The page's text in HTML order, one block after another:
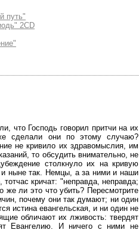
путь"
2CD
что Господь говорил притчи на их
сделали они по этому случаю?
не кривило их здравомыслия, им
то обсудить внимательно, не
столкнуло их на кривую
и ныне так. Немцы, а за ними и наши
кричат: "неправда, неправда;
же ли это что убить? Пересмотрите
почему они так думают; ни один
истина евангельская, и ни один не
обличают их лживость: твердят
Евангелию. И ничего с ними не